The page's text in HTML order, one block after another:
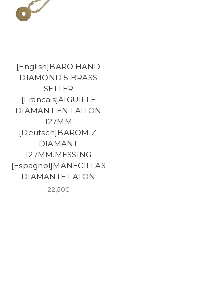
[English]BARO.HAND
DIAMOND 5 BRASS
SETTER
[Francais]AIGUILLE
DIAMANT EN LAITON
127MM
[Deutsch]BAROM Z.
DIAMANT
127MM.MESSING
[Espagnol]MANECILLAS
DIAMANTE LATON
22,50€